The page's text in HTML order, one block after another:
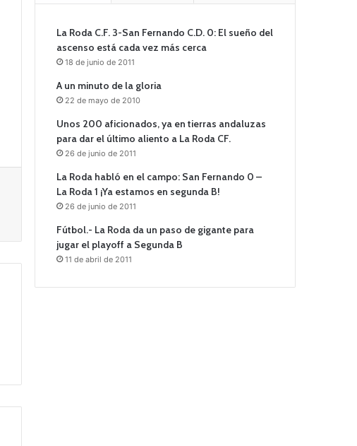
La Roda C.F. 3-San Fernando C.D. 0: El sueño del
ascenso está cada vez más cerca
18 de junio de 2011
A un minuto de la gloria
22 de mayo de 2010
Unos 200 aficionados, ya en tierras andaluzas
para dar el último aliento a La Roda CF.
26 de junio de 2011
La Roda habló en el campo: San Fernando 0 –
La Roda 1 ¡Ya estamos en segunda B!
26 de junio de 2011
Fútbol.- La Roda da un paso de gigante para
jugar el playoff a Segunda B
11 de abril de 2011